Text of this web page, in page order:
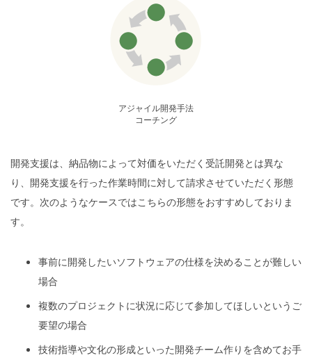
アジャイル開発手法
コーチング
開発支援は、納品物によって対価をいただく受託開発とは異な
り、開発支援を行った作業時間に対して請求させていただく形態
です。次のようなケースではこちらの形態をおすすめしておりま
す。
事前に開発したいソフトウェアの仕様を決めることが難しい
場合
複数のプロジェクトに状況に応じて参加してほしいというご
要望の場合
技術指導や文化の形成といった開発チーム作りを含めてお手